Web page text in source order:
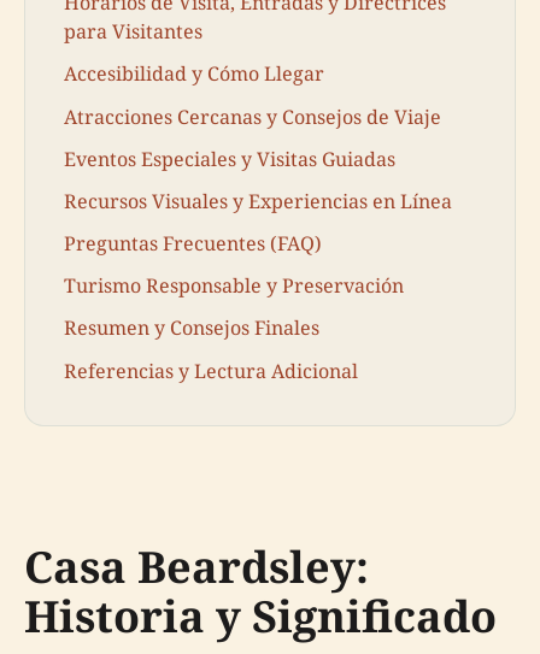
para Visitantes
Accesibilidad y Cómo Llegar
Atracciones Cercanas y Consejos de Viaje
Eventos Especiales y Visitas Guiadas
Recursos Visuales y Experiencias en Línea
Preguntas Frecuentes (FAQ)
Turismo Responsable y Preservación
Resumen y Consejos Finales
Referencias y Lectura Adicional
Casa Beardsley:
Historia y Significado